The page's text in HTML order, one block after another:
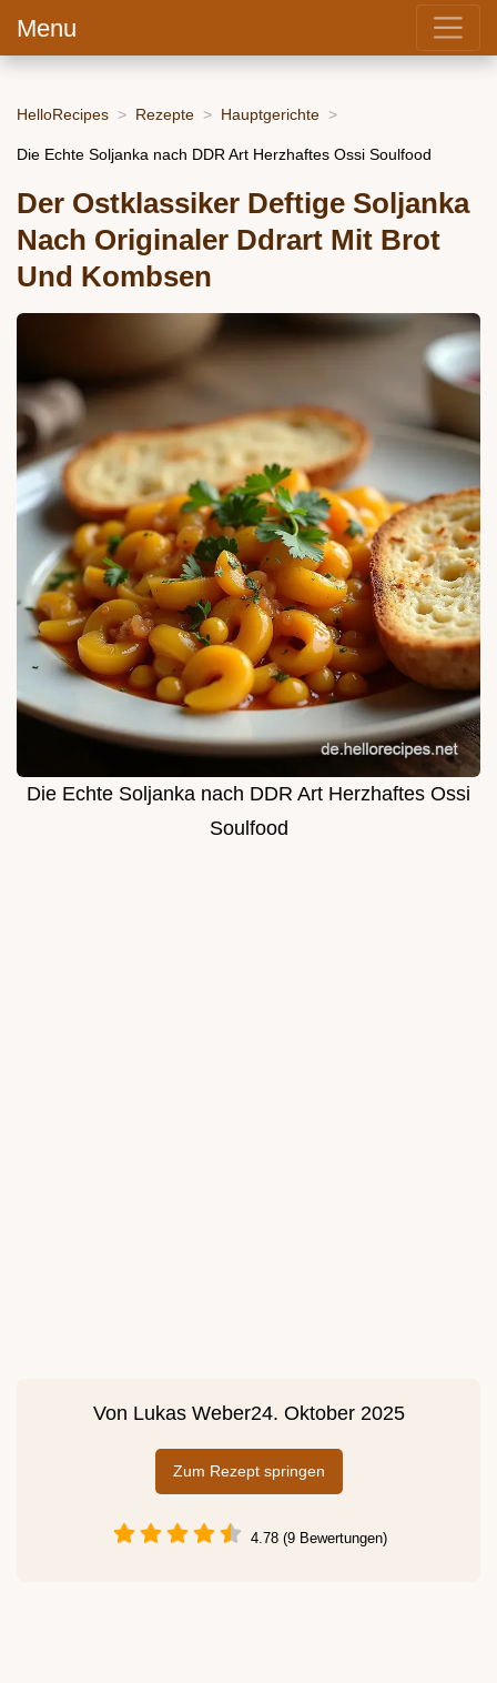
Menu
HelloRecipes Rezepte Hauptgerichte
Die Echte Soljanka nach DDR Art Herzhaftes Ossi Soulfood
Der Ostklassiker Deftige Soljanka
Nach Originaler Ddrart Mit Brot
Und Kombsen
Die Echte Soljanka nach DDR Art Herzhaftes Ossi
Soulfood
Von Lukas Weber24. Oktober 2025
Zum Rezept springen
4.78 (9 Bewertungen)